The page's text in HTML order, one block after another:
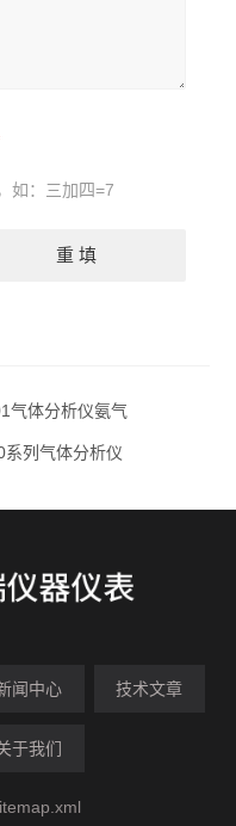
如：三加四=7
气体分析仪氨气
列气体分析仪
闻中心 技术文章
于我们